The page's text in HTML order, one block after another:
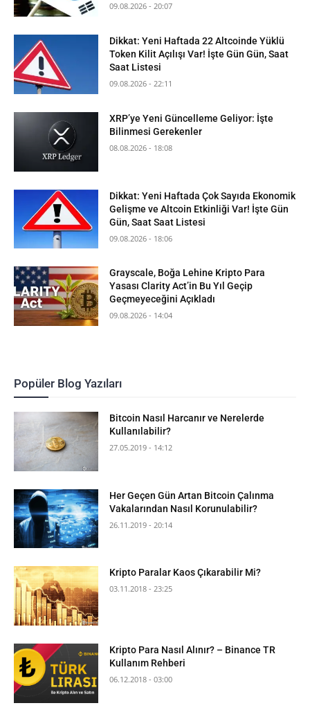
09.08.2026 - 20:07
Dikkat: Yeni Haftada 22 Altcoinde Yüklü
Token Kilit Açılışı Var! İşte Gün Gün, Saat
Saat Listesi
09.08.2026 - 22:11
XRP’ye Yeni Güncelleme Geliyor: İşte
Bilinmesi Gerekenler
08.08.2026 - 18:08
Dikkat: Yeni Haftada Çok Sayıda Ekonomik
Gelişme ve Altcoin Etkinliği Var! İşte Gün
Gün, Saat Saat Listesi
09.08.2026 - 18:06
Grayscale, Boğa Lehine Kripto Para
Yasası Clarity Act’in Bu Yıl Geçip
Geçmeyeceğini Açıkladı
09.08.2026 - 14:04
Popüler Blog Yazıları
Bitcoin Nasıl Harcanır ve Nerelerde
Kullanılabilir?
27.05.2019 - 14:12
Her Geçen Gün Artan Bitcoin Çalınma
Vakalarından Nasıl Korunulabilir?
26.11.2019 - 20:14
Kripto Paralar Kaos Çıkarabilir Mi?
03.11.2018 - 23:25
Kripto Para Nasıl Alınır? – Binance TR
Kullanım Rehberi
06.12.2018 - 03:00